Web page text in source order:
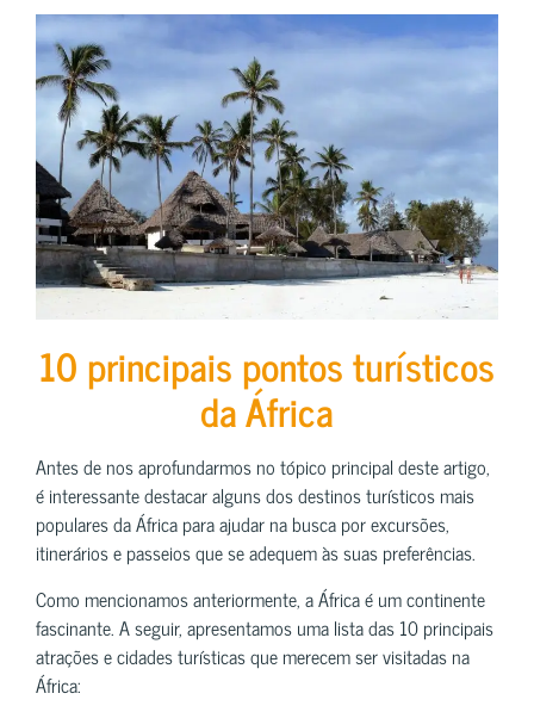
10 principais pontos turísticos
da África
Antes de nos aprofundarmos no tópico principal deste artigo,
é interessante destacar alguns dos destinos turísticos mais
populares da África para ajudar na busca por excursões,
itinerários e passeios que se adequem às suas preferências.
Como mencionamos anteriormente, a África é um continente
fascinante. A seguir, apresentamos uma lista das 10 principais
atrações e cidades turísticas que merecem ser visitadas na
África: